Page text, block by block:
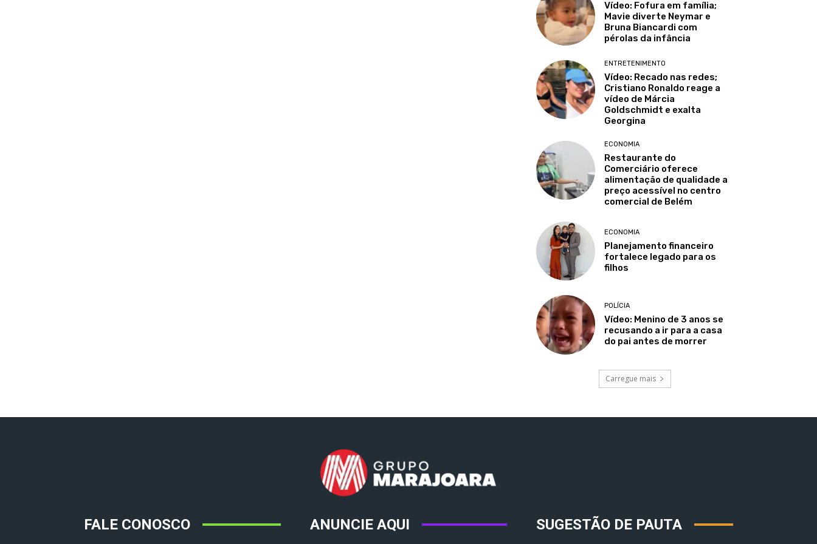
Vídeo: Fofura em família;
Mavie diverte Neymar e
Bruna Biancardi com
pérolas da infância
ENTRETENIMENTO
Vídeo: Recado nas redes;
Cristiano Ronaldo reage a
vídeo de Márcia
Goldschmidt e exalta
Georgina
ECONOMIA
Restaurante do
Comerciário oferece
alimentação de qualidade a
preço acessível no centro
comercial de Belém
ECONOMIA
Planejamento financeiro
fortalece legado para os
filhos
POLÍCIA
Vídeo: Menino de 3 anos se
recusando a ir para a casa
do pai antes de morrer
Carregue mais
FALE CONOSCO ANUNCIE AQUI SUGESTÃO DE PAUTA